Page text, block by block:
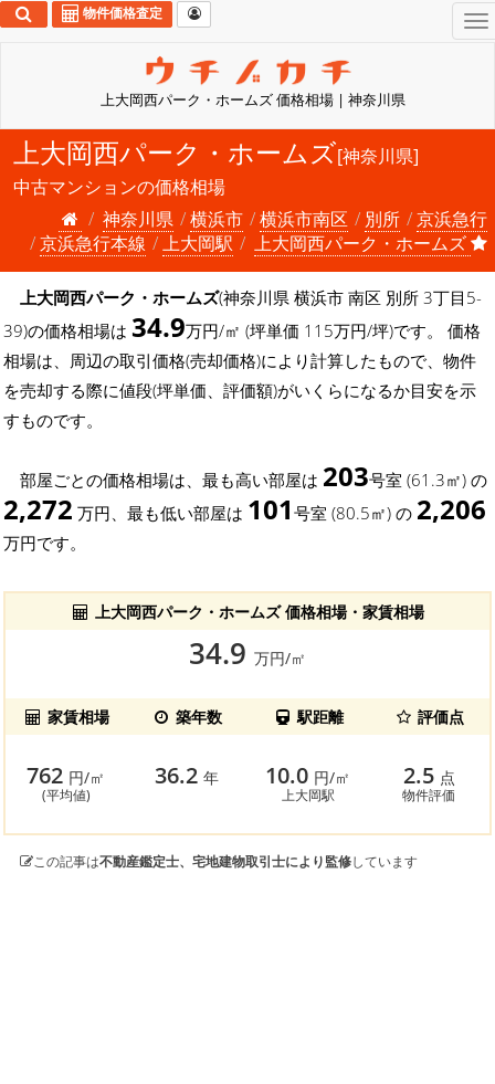
上大岡西パーク・ホームズ 価格相場 | 神奈川県
物件価格査定
上大岡西パーク・ホームズ[神奈川県]
中古マンションの価格相場
神奈川県
横浜市 横浜市南区 別所
京浜急行
京浜急行本線
上大岡駅 上大岡西パーク・ホームズ
上大岡西パーク・ホームズ(神奈川県 横浜市 南区 別所 3丁目5-
39)の価格相場は 34.9万円/㎡ (坪単価 115万円/坪)です。 価格
相場は、周辺の取引価格(売却価格)により計算したもので、物件
を売却する際に値段(坪単価、評価額)がいくらになるか目安を示
すものです。
部屋ごとの価格相場は、最も高い部屋は 203号室 (61.3㎡) の
2,272 万円、最も低い部屋は 101 号室 (80.5㎡) の 2,206
万円です。
上大岡西パーク・ホームズ 価格相場・家賃相場
34.9 万円/㎡
家賃相場 築年数 駅距離 評価点
762 円/㎡
(平均値)
36.2年 10.0 円/㎡
上大岡駅
2.5 点
物件評価
この記事は不動産鑑定士、宅地建物取引士により監修しています